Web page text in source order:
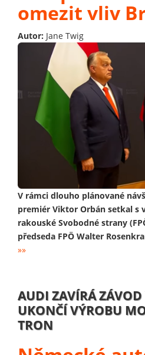
omezit vliv
Autor: Jane Twig
V rámci dlouho plánované
premiér Viktor Orbán setkal s
rakouské Svobodné strany
předseda FPÖ Walter
»»
AUDI ZAVÍRÁ ZÁVOD
UKONČÍ VÝROBU
TRON